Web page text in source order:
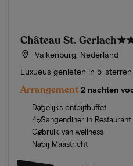
Château St. Gerlach
Valkenburg, Nederland
Luxueus genieten in 5-
Arrangement 2 nachten
Dagelijks ontbijtbuffet
4-Gangendiner in Restaurant
Gebruik van wellness
Nabij Maastricht